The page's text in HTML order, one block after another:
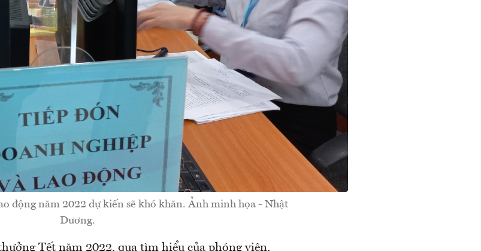
động năm 2022 dự kiến sẽ khó khăn. Ảnh minh họa - Nhật
Dương.
Tết năm 2022, qua tìm hiểu của phóng viên,